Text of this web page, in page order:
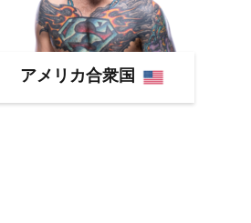
アメリカ合衆国